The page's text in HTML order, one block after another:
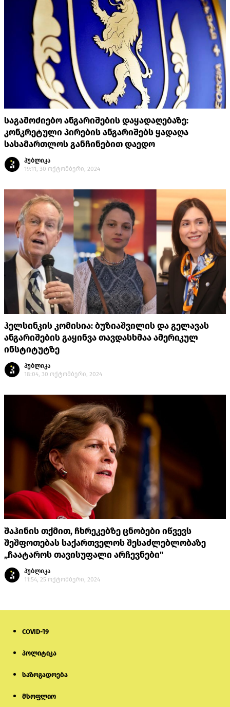
საგამოძიებო ანგარიშების დაყადაღებაზე:
კონკრეტული პირების ანგარიშებს ყადაღა
სასამართლოს განჩინებით დაედო
პუბლიკა
19:11, 30 ოქტომბერი, 2024
ჰელსინკის კომისია: ბუზიაშვილის და გელავას
ანგარიშების გაყინვა თავდასხმაა ამერიკულ
ინსტიტუტზე
პუბლიკა
18:04, 30 ოქტომბერი, 2024
შაჰინის თქმით, ჩხრეკებზე ცნობები იწვევს
შეშფოთებას საქართველოს შესაძლებლობაზე
„ჩაატაროს თავისუფალი არჩევნები"
პუბლიკა
11:54, 25 ოქტომბერი, 2024
COVID-19
პოლიტიკა
საზოგადოება
მსოფლიო